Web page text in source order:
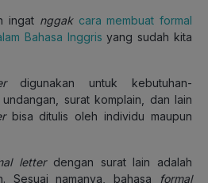
ingat nggak cara membuat formal
Bahasa Inggris yang sudah kita
digunakan untuk kebutuhan-
surat komplain, dan lain
bisa ditulis oleh individu maupun
letterdengan surat lain adalah
Sesuai namanya, bahasa
formal